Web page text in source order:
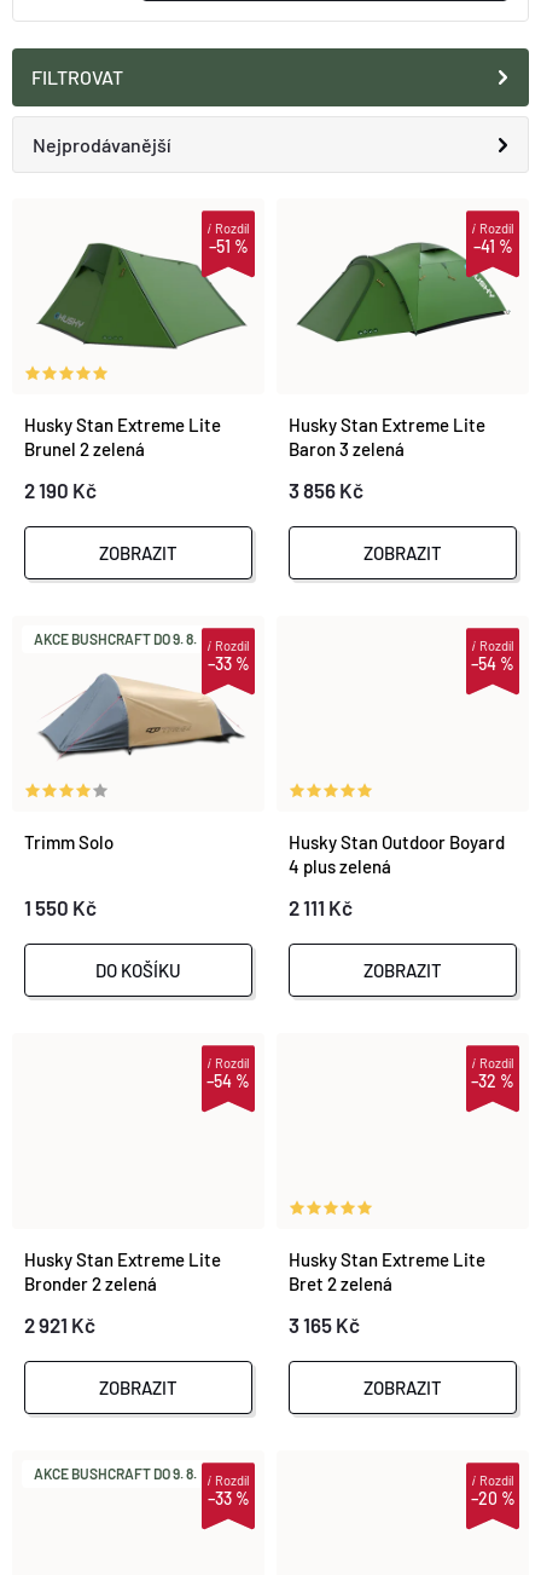
FILTROVAT
Ř
E
N
P
R
O
U
K
Ů
Nejprodávanější
Nejlevnější
Nejdražší
Abecedně
S
P
R
O
U
K
T
Ů
–51 %
iRozdíl
Husky Stan Extreme Lite
Brunel 2 zelená
2 190 Kč
ZOBRAZIT
–41 %
iRozdíl
Husky Stan Extreme Lite
Baron 3 zelená
3 856 Kč
ZOBRAZIT
AKCE BUSHCRAFT DO 9. 8.
–33 %
iRozdíl
Trimm Solo
1 550 Kč
DO KOŠÍKU
–54 %
iRozdíl
Husky Stan Outdoor Boyard
4 plus zelená
2 111 Kč
ZOBRAZIT
–54 %
iRozdíl
Husky Stan Extreme Lite
Bronder 2 zelená
2 921 Kč
ZOBRAZIT
–32 %
iRozdíl
Husky Stan Extreme Lite
Bret 2 zelená
3 165 Kč
ZOBRAZIT
AKCE BUSHCRAFT DO 9. 8.
–33 %
iRozdíl
–20 %
iRozdíl